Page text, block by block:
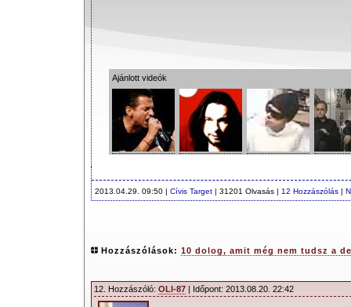
Ajánlott videók
2013.04.29. 09:50 | Cívis Target | 31201 Olvasás | 12 Hozzászólás |
Hozzászólások: 10 dolog, amit még nem tudsz a
12. Hozzászóló: OLI-87 | Időpont: 2013.08.20. 22:42